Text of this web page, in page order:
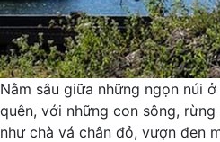
Nằm sâu giữa những ngọn núi
quên, với những con sông,
như chà vá chân đỏ, vượn đen